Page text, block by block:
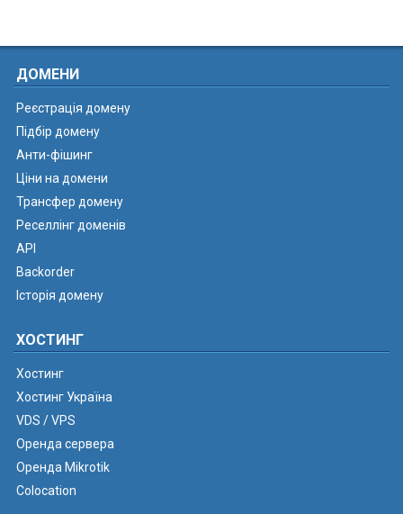
ДОМЕНИ
Реєстрація домену
Підбір домену
Анти-фішинг
Ціни на домени
Трансфер домену
Реселлінг доменів
API
Backorder
Історія домену
ХОСТИНГ
Хостинг
Хостинг Україна
VDS / VPS
Оренда сервера
Оренда Mikrotik
Colocation